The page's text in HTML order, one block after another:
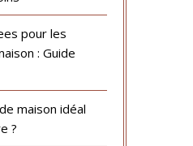
pour les
: Guide
maison idéal
?